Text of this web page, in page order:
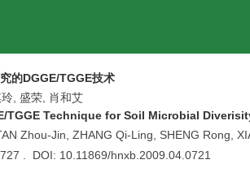
的DGGE/TGGE技术
, 盛荣, 肖和艾
TGGE Technique for Soil Microbial
Zhou-Jin, ZHANG Qi-Ling, SHENG Rong,
. DOI: 10.11869/hnxb.2009.04.0721